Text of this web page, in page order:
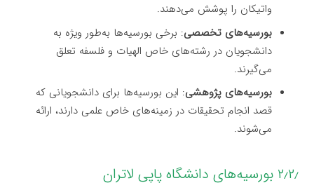
واتیکان را پوشش می‌دهند.
بورسیه‌های تخصصی: برخی بورسیه‌ها به‌طور ویژه به
دانشجویان در رشته‌های خاص الهیات و فلسفه تعلق
می‌گیرند.
بورسیه‌های پژوهشی: این بورسیه‌ها برای دانشجویانی که
قصد انجام تحقیقات در زمینه‌های خاص علمی دارند، ارائه
می‌شوند.
۲٫۲٫ بورسیه‌های دانشگاه پاپی لاتران